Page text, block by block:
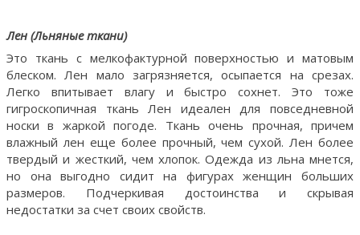
Лен (Льняные ткани)
Это ткань с мелкофактурной поверхностью и матовым
блеском. Лен мало загрязняется, осыпается на срезах.
Легко впитывает влагу и быстро сохнет. Это тоже
гигроскопичная ткань Лен идеален для повседневной
носки в жаркой погоде. Ткань очень прочная, причем
влажный лен еще более прочный, чем сухой. Лен более
твердый и жесткий, чем хлопок. Одежда из льна мнется,
но она выгодно сидит на фигурах женщин больших
размеров. Подчеркивая достоинства и скрывая
недостатки за счет своих свойств.